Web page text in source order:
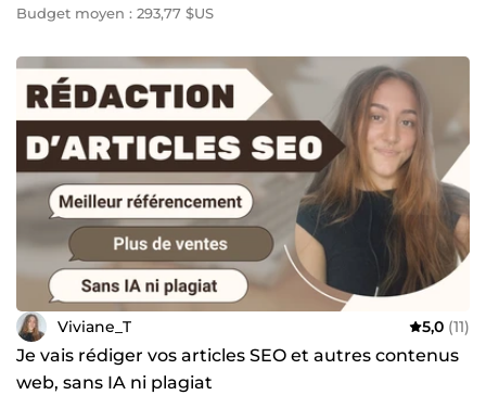
Budget moyen : 293,77 $US
Viviane_T 5,0 (11)
Je vais rédiger vos articles SEO et autres contenus
web, sans IA ni plagiat